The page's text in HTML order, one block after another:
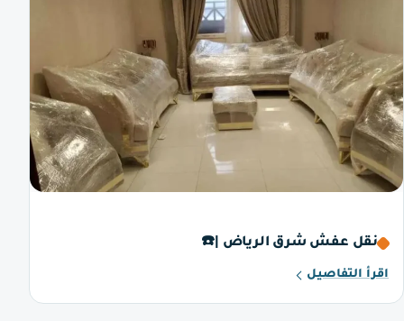
نقل عفش شرق الرياض |☎️
اقرأ التفاصيل